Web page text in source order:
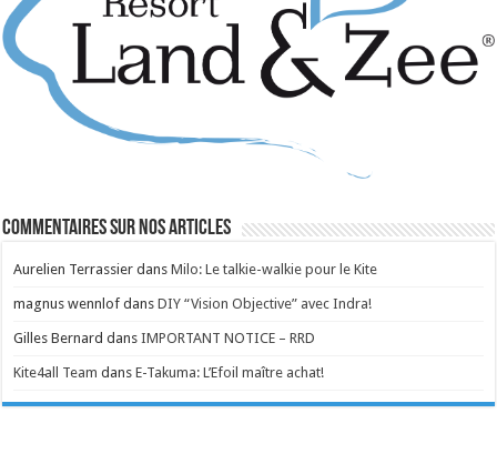
Commentaires sur nos articles
Aurelien Terrassier dansMilo: Le talkie-walkie pour le Kite
magnus wennlof dansDIY “Vision Objective” avec Indra!
Gilles Bernard dansIMPORTANT NOTICE – RRD
Kite4all Team dansE-Takuma: L’Efoil maître achat!